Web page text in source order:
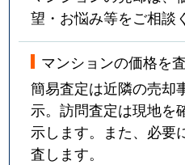
望・お悩み等をご相談
マンションの価格を
簡易査定は近隣の売却
示。訪問査定は現地を
示します。また、必要
査します。